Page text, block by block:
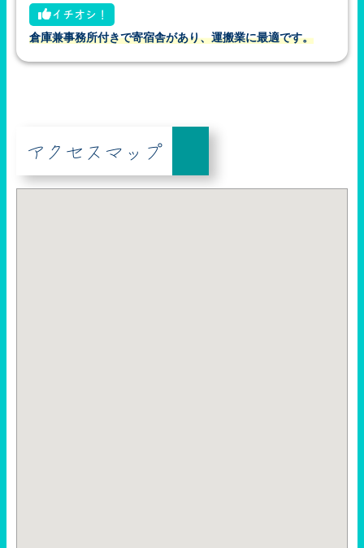
イチオシ！
倉庫兼事務所付きで寄宿舎があり、運搬業に最適です。
アクセスマップ